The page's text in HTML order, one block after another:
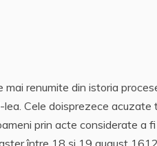
renumite din istoria
Cele doisprezece acuzate
prin acte considerate a fi
între 18 și 19 august